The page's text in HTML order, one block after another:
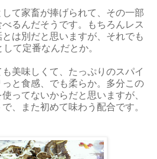
て家畜が捧げられて、その一部
るんだそうです。もちろんレス
は別だと思いますが、それでも
て定番なんだとか。
美味しくて、たっぷりのスパイ
と食感、でも柔らか。多分この
ってないからだと思いますが、
、また初めて味わう配合です。